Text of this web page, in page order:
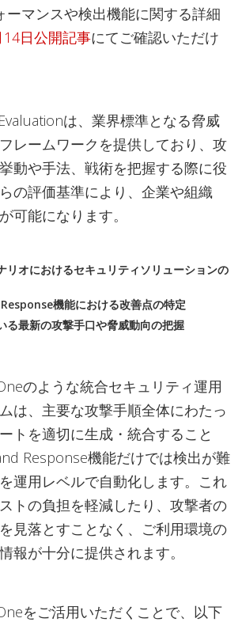
ーマンスや検出機能に関する詳細
日公開記事にてご確認いただけ
は、業界標準となる脅威
レームワークを提供しており、攻
動や手法、戦術を把握する際に役
の評価基準により、企業や組織
可能になります。
リオにおけるセキュリティソリューションの
機能における改善点の特定
る最新の攻撃手口や脅威動向の把握
のような統合セキュリティ運用
は、主要な攻撃手順全体にわたっ
トを適切に生成・統合すること
Response機能だけでは検出が難
運用レベルで自動化します。これ
トの負担を軽減したり、攻撃者の
見落とすことなく、ご利用環境の
報が十分に提供されます。
をご活用いただくことで、以下